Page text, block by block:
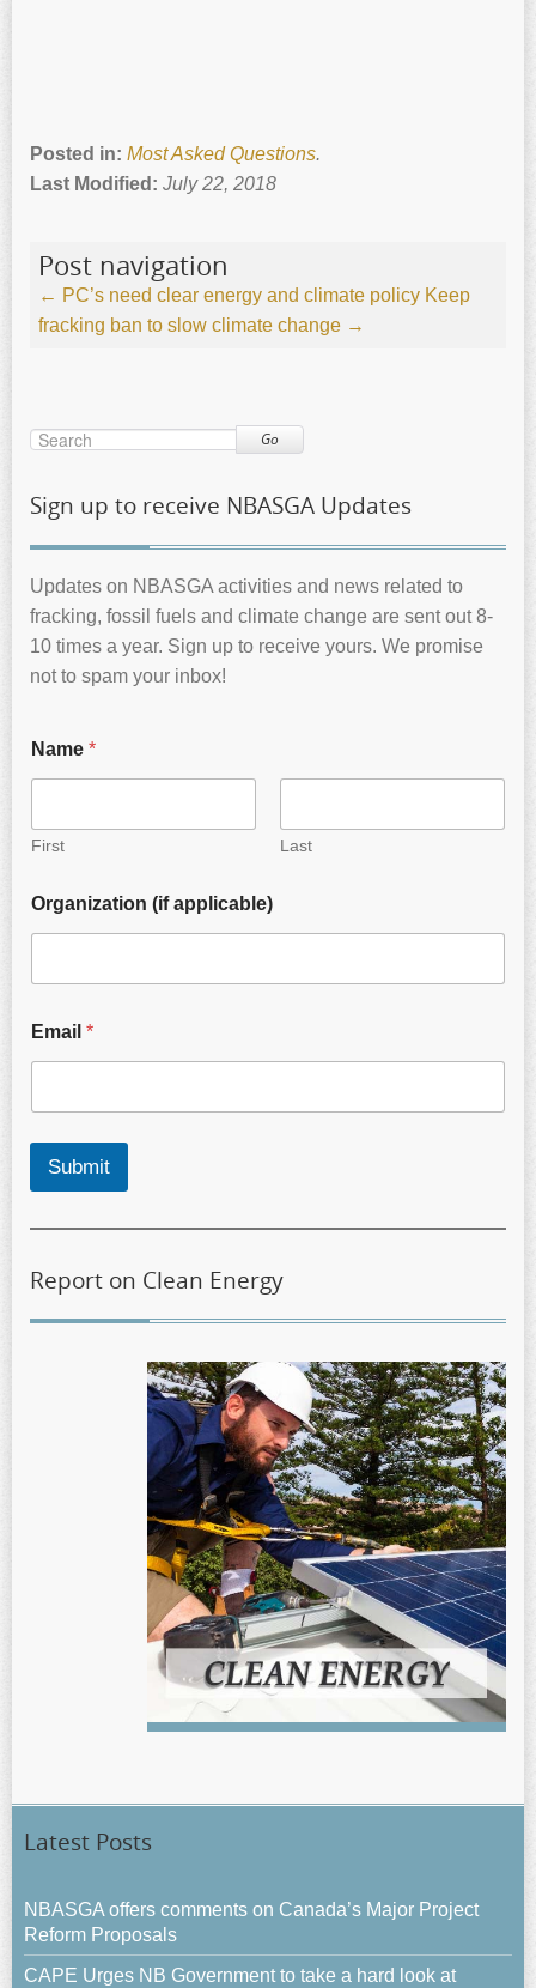
Posted in: Most Asked Questions.
Last Modified: July 22, 2018
Post navigation
← PC’s need clear energy and climate policy Keep
fracking ban to slow climate change →
Go
Sign up to receive NBASGA Updates
Updates on NBASGA activities and news related to
fracking, fossil fuels and climate change are sent out 8-
10 times a year. Sign up to receive yours. We promise
not to spam your inbox!
Name *
First Last
Organization (if applicable)
Email *
Submit
Report on Clean Energy
Latest Posts
NBASGA offers comments on Canada’s Major Project
Reform Proposals
CAPE Urges NB Government to take a hard look at